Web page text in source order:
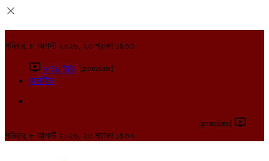
শনিবার, ৮ আগস্ট ২০২৬, ২৩ শ্রাবণ ১৪৩৩
লাইভ টিভি [gtranslate]
আর্কাইভ
[gtranslate]
শনিবার, ৮ আগস্ট ২০২৬, ২৩ শ্রাবণ ১৪৩৩